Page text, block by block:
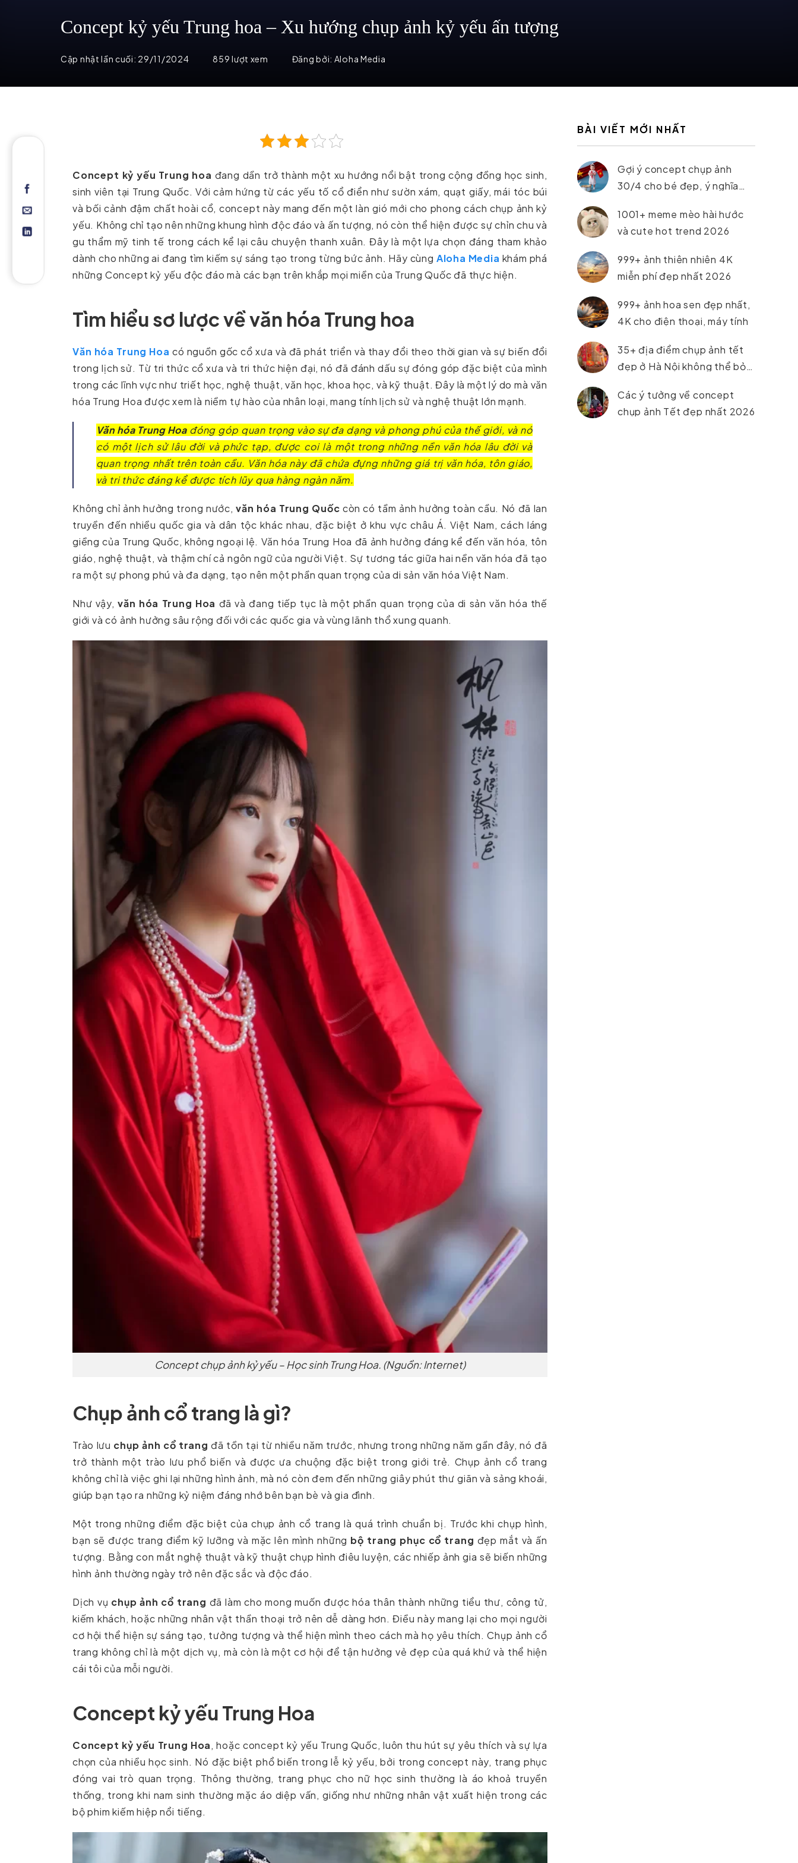
Concept kỷ yếu Trung hoa – Xu hướng chụp ảnh kỷ yếu ấn tượng
Cập nhật lần cuối: 29/11/2024 859 lượt xem Đăng bởi: Aloha Media
Concept kỷ yếu Trung hoa đang dần trở thành một xu hướng nổi bật trong cộng đồng học sinh,
sinh viên tại Trung Quốc. Với cảm hứng từ các yếu tố cổ điển như sườn xám, quạt giấy, mái tóc búi
và bối cảnh đậm chất hoài cổ, concept này mang đến một làn gió mới cho phong cách chụp ảnh kỷ
yếu. Không chỉ tạo nên những khung hình độc đáo và ấn tượng, nó còn thể hiện được sự chỉn chu và
gu thẩm mỹ tinh tế trong cách kể lại câu chuyện thanh xuân. Đây là một lựa chọn đáng tham khảo
dành cho những ai đang tìm kiếm sự sáng tạo trong từng bức ảnh. Hãy cùng Aloha Media khám phá
những Concept kỷ yếu độc đáo mà các bạn trên khắp mọi miền của Trung Quốc đã thực hiện.
Tìm hiểu sơ lược về văn hóa Trung hoa
Văn hóa Trung Hoa có nguồn gốc cổ xưa và đã phát triển và thay đổi theo thời gian và sự biến đổi
trong lịch sử. Từ tri thức cổ xưa và tri thức hiện đại, nó đã đánh dấu sự đóng góp đặc biệt của mình
trong các lĩnh vực như triết học, nghệ thuật, văn học, khoa học, và kỹ thuật. Đây là một lý do mà văn
hóa Trung Hoa được xem là niềm tự hào của nhân loại, mang tính lịch sử và nghệ thuật lớn mạnh.
Văn hóa Trung Hoađóng góp quan trọng vào sự đa dạng và phong phú của thế giới, và nó
có một lịch sử lâu đời và phức tạp, được coi là một trong những nền văn hóa lâu đời và
quan trọng nhất trên toàn cầu. Văn hóa này đã chứa đựng những giá trị văn hóa, tôn giáo,
và tri thức đáng kể được tích lũy qua hàng ngàn năm.
Không chỉ ảnh hưởng trong nước, văn hóa Trung Quốc còn có tầm ảnh hưởng toàn cầu. Nó đã lan
truyền đến nhiều quốc gia và dân tộc khác nhau, đặc biệt ở khu vực châu Á. Việt Nam, cách láng
giềng của Trung Quốc, không ngoại lệ. Văn hóa Trung Hoa đã ảnh hưởng đáng kể đến văn hóa, tôn
giáo, nghệ thuật, và thậm chí cả ngôn ngữ của người Việt. Sự tương tác giữa hai nền văn hóa đã tạo
ra một sự phong phú và đa dạng, tạo nên một phần quan trọng của di sản văn hóa Việt Nam.
Như vậy,văn hóa Trung Hoa đã và đang tiếp tục là một phần quan trọng của di sản văn hóa thế
giới và có ảnh hưởng sâu rộng đối với các quốc gia và vùng lãnh thổ xung quanh.
Concept chụp ảnh kỷ yếu – Học sinh Trung Hoa. (Nguồn: Internet)
Chụp ảnh cổ trang là gì?
Trào lưu chụp ảnh cổ trang đã tồn tại từ nhiều năm trước, nhưng trong những năm gần đây, nó đã
trở thành một trào lưu phổ biến và được ưa chuộng đặc biệt trong giới trẻ. Chụp ảnh cổ trang
không chỉ là việc ghi lại những hình ảnh, mà nó còn đem đến những giây phút thư giãn và sảng khoái,
giúp bạn tạo ra những kỷ niệm đáng nhớ bên bạn bè và gia đình.
Một trong những điểm đặc biệt của chụp ảnh cổ trang là quá trình chuẩn bị. Trước khi chụp hình,
bạn sẽ được trang điểm kỹ lưỡng và mặc lên mình những bộ trang phục cổ trang đẹp mắt và ấn
tượng. Bằng con mắt nghệ thuật và kỹ thuật chụp hình điêu luyện, các nhiếp ảnh gia sẽ biến những
hình ảnh thường ngày trở nên đặc sắc và độc đáo.
Dịch vụ chụp ảnh cổ trang đã làm cho mong muốn được hóa thân thành những tiểu thư, công tử,
kiếm khách, hoặc những nhân vật thần thoại trở nên dễ dàng hơn. Điều này mang lại cho mọi người
cơ hội thể hiện sự sáng tạo, tưởng tượng và thể hiện mình theo cách mà họ yêu thích. Chụp ảnh cổ
trang không chỉ là một dịch vụ, mà còn là một cơ hội để tận hưởng vẻ đẹp của quá khứ và thể hiện
cái tôi của mỗi người.
Concept kỷ yếu Trung Hoa
Concept kỷ yếu Trung Hoa, hoặc concept kỷ yếu Trung Quốc, luôn thu hút sự yêu thích và sự lựa
chọn của nhiều học sinh. Nó đặc biệt phổ biến trong lễ kỷ yếu, bởi trong concept này, trang phục
đóng vai trò quan trọng. Thông thường, trang phục cho nữ học sinh thường là áo khoả truyền
thống, trong khi nam sinh thường mặc áo diệp vấn, giống như những nhân vật xuất hiện trong các
bộ phim kiếm hiệp nổi tiếng.
BÀI VIẾT MỚI NHẤT
Gợi ý concept chụp ảnh
30/4 cho bé đẹp, ý nghĩa
1001+ meme mèo hài hước
và cute hot trend 2026
999+ ảnh thiên nhiên 4K
miễn phí đẹp nhất 2026
999+ ảnh hoa sen đẹp nhất,
4K cho điện thoại, máy tính
35+ địa điểm chụp ảnh tết
đẹp ở Hà Nội không thể bỏ
Các ý tưởng về concept
chụp ảnh Tết đẹp nhất 2026